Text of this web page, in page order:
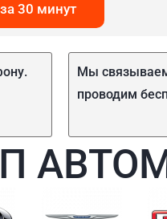
30 минут
Мы
проводим